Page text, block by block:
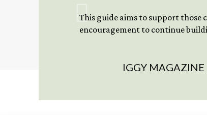
This guide aims to support
encouragement to continue
IGGY MAGAZINE